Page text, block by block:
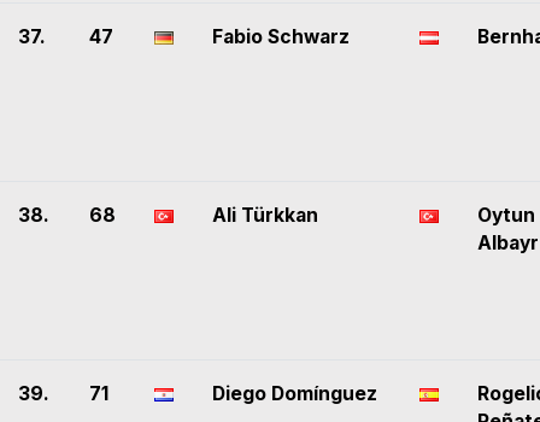
37. 47 Fabio Schwarz
38. 68 Ali Türkkan
Oytun
39. 71 Diego Domínguez